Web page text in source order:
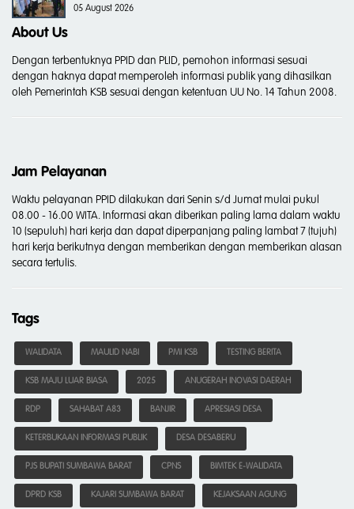
05 August 2026
About Us
Dengan terbentuknya PPID dan PLID, pemohon informasi sesuai
dengan haknya dapat memperoleh informasi publik yang dihasilkan
oleh Pemerintah KSB sesuai dengan ketentuan UU No. 14 Tahun 2008.
Jam Pelayanan
Waktu pelayanan PPID dilakukan dari Senin s/d Jumat mulai pukul
08.00 - 16.00 WITA. Informasi akan diberikan paling lama dalam waktu
10 (sepuluh) hari kerja dan dapat diperpanjang paling lambat 7 (tujuh)
hari kerja berikutnya dengan memberikan dengan memberikan alasan
secara tertulis.
Tags
WALIDATA MAULID NABI PMI KSB TESTING BERITA
KSB MAJU LUAR BIASA 2025 ANUGERAH INOVASI DAERAH
RDP SAHABAT A83 BANJIR APRESIASI DESA
KETERBUKAAN INFORMASI PUBLIK DESA DESABERU
PJS BUPATI SUMBAWA BARAT CPNS BIMTEK E-WALIDATA
DPRD KSB KAJARI SUMBAWA BARAT KEJAKSAAN AGUNG